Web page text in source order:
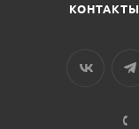
КОНТАКТЫ